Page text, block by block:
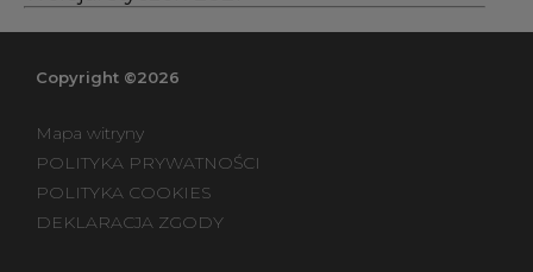
Copyright ©2026
Mapa witryny
POLITYKA PRYWATNOŚCI
POLITYKA COOKIES
DEKLARACJA ZGODY